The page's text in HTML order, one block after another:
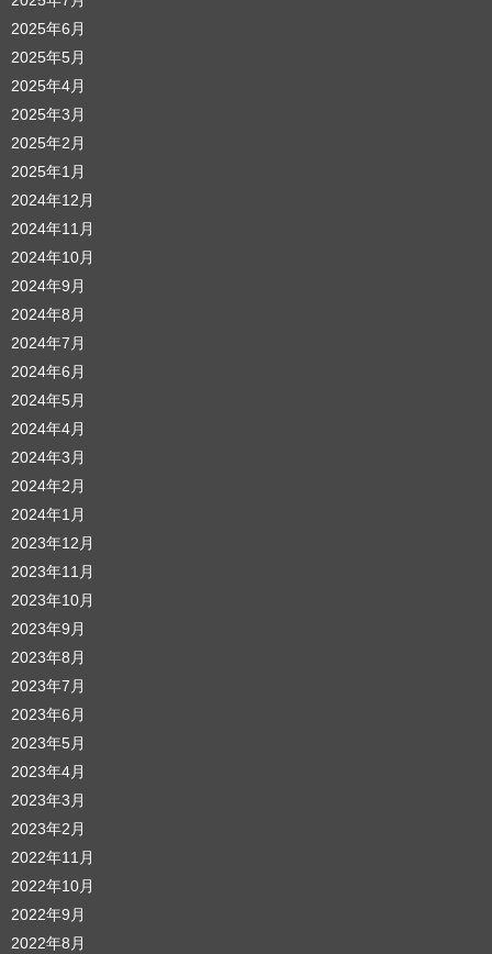
2025年6月
2025年5月
2025年4月
2025年3月
2025年2月
2025年1月
2024年12月
2024年11月
2024年10月
2024年9月
2024年8月
2024年7月
2024年6月
2024年5月
2024年4月
2024年3月
2024年2月
2024年1月
2023年12月
2023年11月
2023年10月
2023年9月
2023年8月
2023年7月
2023年6月
2023年5月
2023年4月
2023年3月
2023年2月
2022年11月
2022年10月
2022年9月
2022年8月